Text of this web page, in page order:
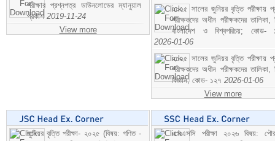
পরীক্ষার প্রশ্নপত্র ডাউনলোডের ম্যানুয়াল
প্রকাশ 2019-11-24
View more
২০২৫ সালের জুনিয়র বৃত্তি পরীক্ষায়
পরীক্ষকদের অধীন পরীক্ষকদের তালিকা,
বাংলাদেশ ও বিশ্বপরিচয়; কোড-
2026-01-06
২০২৫ সালের জুনিয়র বৃত্তি পরীক্ষায়
পরীক্ষকদের অধীন পরীক্ষকদের তালিকা,
বিজ্ঞান; কোড- ১২৭ 2026-01-06
View more
জুনিয়র বৃত্তি পরীক্ষা- ২০২৫ (বিষয়: গণিত -
এসএসসি পরীক্ষা ২০২৬ বিষয়: